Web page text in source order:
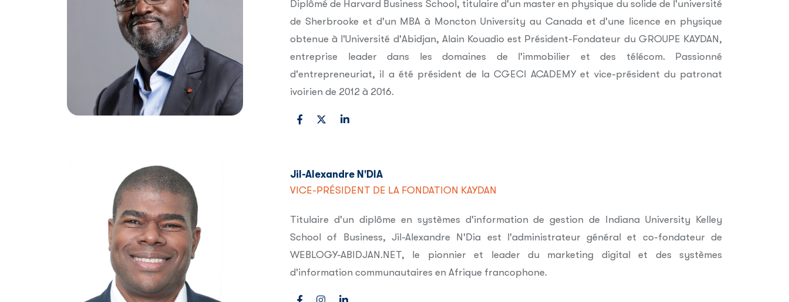
Diplômé de Harvard Business School, titulaire d'un master en physique du solide de l'université
de Sherbrooke et d'un MBA à Moncton University au Canada et d'une licence en physique
obtenue à l'Université d'Abidjan, Alain Kouadio est Président-Fondateur du GROUPE KAYDAN,
entreprise leader dans les domaines de l'immobilier et des télécom. Passionné
d'entrepreneuriat, il a été président de la CGECI ACADEMY et vice-président du patronat
ivoirien de 2012 à 2016.
Jil-Alexandre N'DIA
VICE-PRÉSIDENT DE LA FONDATION KAYDAN
Titulaire d'un diplôme en systèmes d'information de gestion de Indiana University Kelley
School of Business, Jil-Alexandre N'Dia est l'administrateur général et co-fondateur de
WEBLOGY-ABIDJAN.NET, le pionnier et leader du marketing digital et des systèmes
d'information communautaires en Afrique francophone.